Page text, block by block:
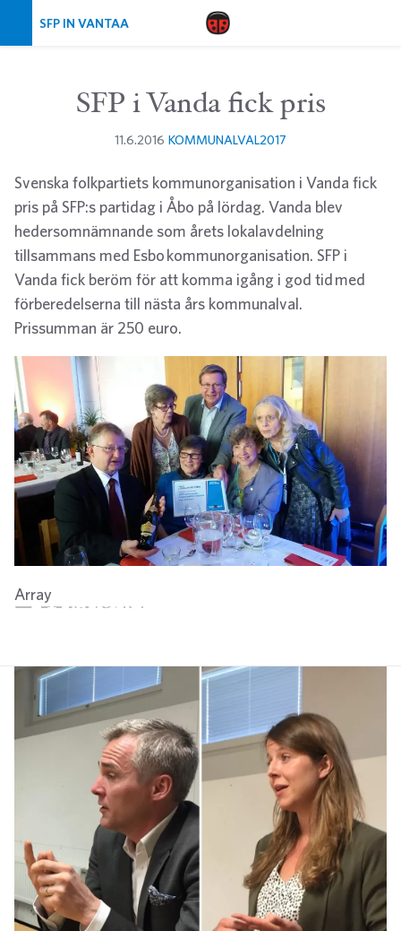
SFP IN VANTAA
SFP i Vanda fick pris
11.6.2016 KOMMUNALVAL2017
Svenska folkpartiets kommunorganisation i Vanda fick
pris på SFP:s partidag i Åbo på lördag. Vanda blev
hedersomnämnande som årets lokalavdelning
tillsammans med Esbo kommunorganisation. SFP i
Vanda fick beröm för att komma igång i god tid med
förberedelserna till nästa års kommunalval.
Prissumman är 250 euro.
Array